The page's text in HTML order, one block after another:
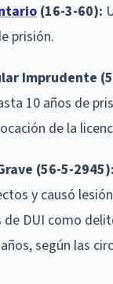
(16-3-60):
prisión.
Imprudente
10 años de
de la
(56-5-2945):
y causó
DUI como
según las